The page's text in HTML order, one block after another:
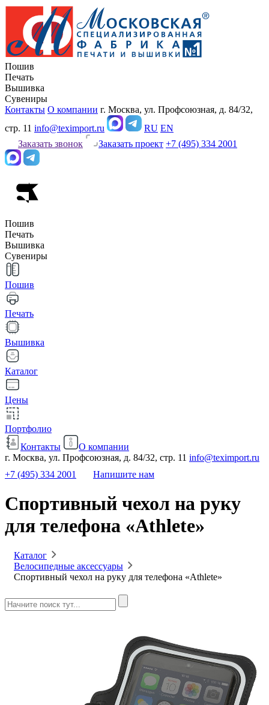
Пошив
Печать
Вышивка
Сувениры
Контакты О компании г. Москва, ул. Профсоюзная, д. 84/32,
стр. 11 info@teximport.ru RU EN
Заказать звонок
Заказать проект +7 (495) 334 2001
Пошив
Печать
Вышивка
Сувениры
Пошив
Печать
Вышивка
Каталог
Цены
Портфолио
Контакты
О компании
г. Москва, ул. Профсоюзная, д. 84/32, стр. 11 info@teximport.ru
+7 (495) 334 2001
Напишите нам
Спортивный чехол на руку
для телефона «Athlete»
Каталог
Велосипедные аксессуары
Спортивный чехол на руку для телефона «Athlete»